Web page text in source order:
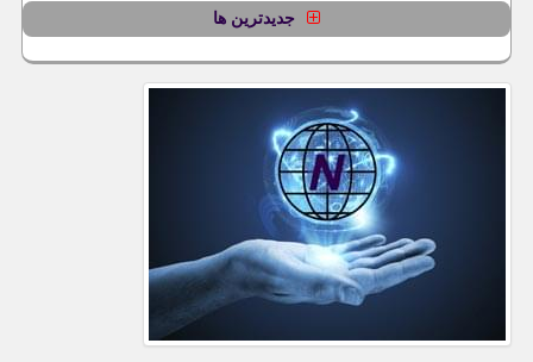
جدیدترین ها